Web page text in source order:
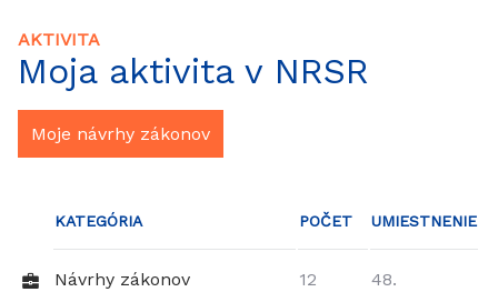
AKTIVITA
Moja aktivita v NRSR
Moje návrhy zákonov
KATEGÓRIA POČET UMIESTNENIE
Návrhy zákonov 12 48.